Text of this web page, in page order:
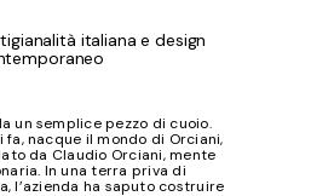
italiana e design
un semplice pezzo di cuoio.
fa, nacque il mondo di Orciani,
da Claudio Orciani, mente
In una terra priva di
l’azienda ha saputo costruire